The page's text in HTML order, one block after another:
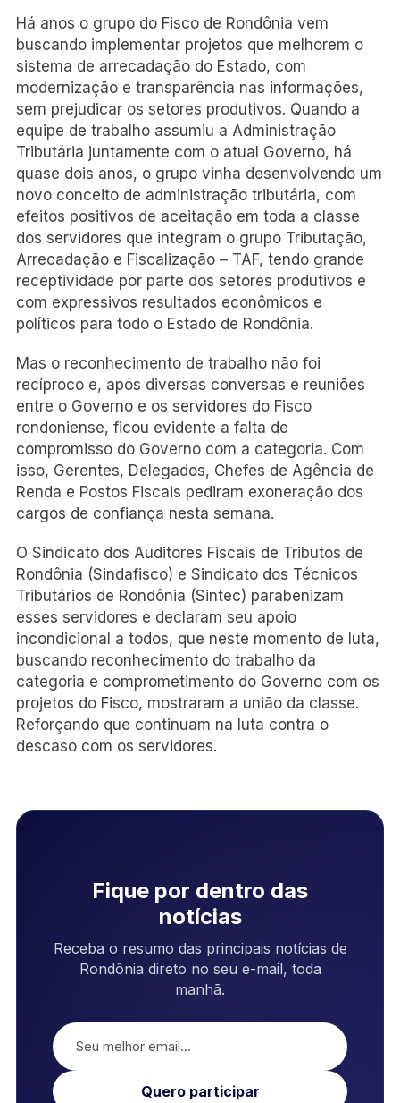
Há anos o grupo do Fisco de Rondônia vem
buscando implementar projetos que melhorem o
sistema de arrecadação do Estado, com
modernização e transparência nas informações,
sem prejudicar os setores produtivos. Quando a
equipe de trabalho assumiu a Administração
Tributária juntamente com o atual Governo, há
quase dois anos, o grupo vinha desenvolvendo um
novo conceito de administração tributária, com
efeitos positivos de aceitação em toda a classe
dos servidores que integram o grupo Tributação,
Arrecadação e Fiscalização – TAF, tendo grande
receptividade por parte dos setores produtivos e
com expressivos resultados econômicos e
políticos para todo o Estado de Rondônia.
Mas o reconhecimento de trabalho não foi
recíproco e, após diversas conversas e reuniões
entre o Governo e os servidores do Fisco
rondoniense, ficou evidente a falta de
compromisso do Governo com a categoria. Com
isso, Gerentes, Delegados, Chefes de Agência de
Renda e Postos Fiscais pediram exoneração dos
cargos de confiança nesta semana.
O Sindicato dos Auditores Fiscais de Tributos de
Rondônia (Sindafisco) e Sindicato dos Técnicos
Tributários de Rondônia (Sintec) parabenizam
esses servidores e declaram seu apoio
incondicional a todos, que neste momento de luta,
buscando reconhecimento do trabalho da
categoria e comprometimento do Governo com os
projetos do Fisco, mostraram a união da classe.
Reforçando que continuam na luta contra o
descaso com os servidores.
Fique por dentro das
notícias
Receba o resumo das principais notícias de
Rondônia direto no seu e-mail, toda
manhã.
Quero participar